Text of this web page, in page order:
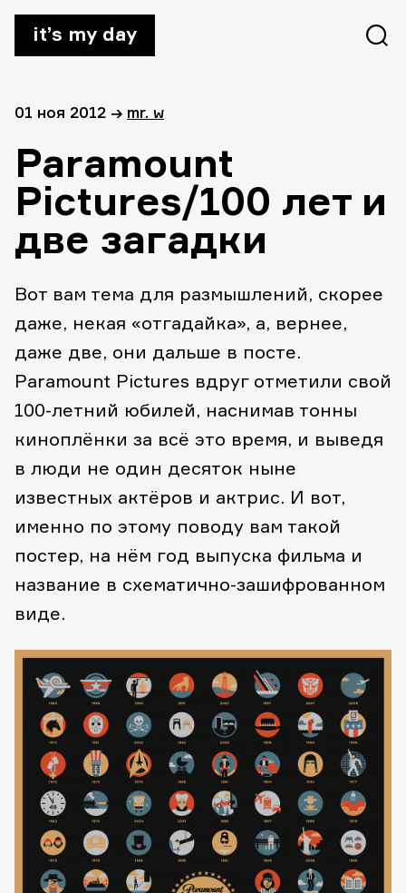
it’s my day
01 ноя 2012 → mr. w
Paramount
Pictures/100 лет и
две загадки
Вот вам тема для размышлений, скорее
даже, некая «отгадайка», а, вернее,
даже две, они дальше в посте.
Paramount Pictures вдруг отметили свой
100-летний юбилей, наснимав тонны
киноплёнки за всё это время, и выведя
в люди не один десяток ныне
известных актёров и актрис. И вот,
именно по этому поводу вам такой
постер, на нём год выпуска фильма и
название в схематично-зашифрованном
виде.